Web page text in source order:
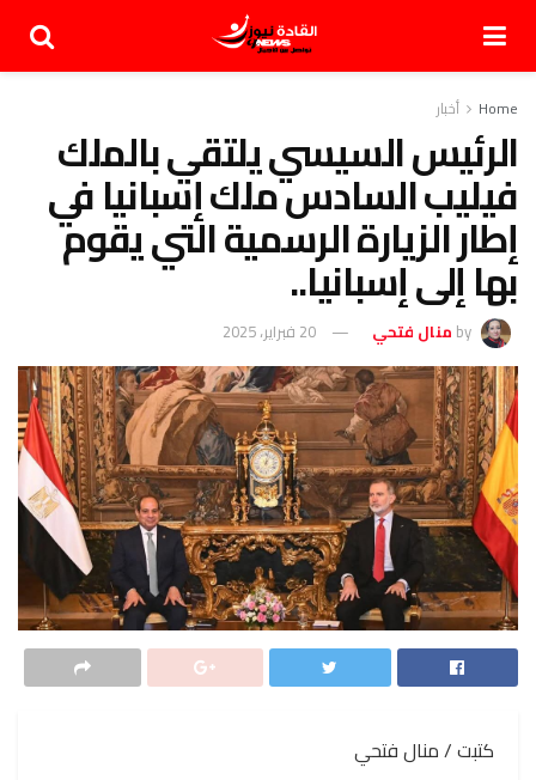
Home أخبار
الرئيس السيسي يلتقي بالملك
فيليب السادس ملك إسبانيا في
إطار الزيارة الرسمية التي يقوم
بها إلى إسبانيا..
by منال فتحي 20 فبراير، 2025
كتبت / منال فتحي